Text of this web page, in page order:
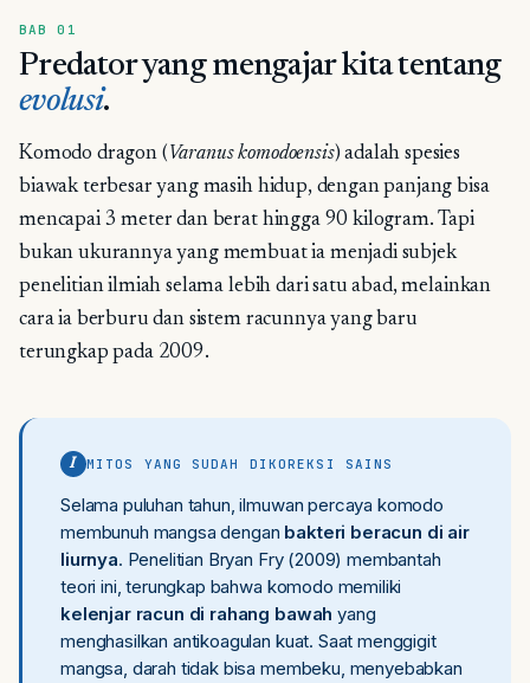
BAB 01
Predator yang mengajar kita tentang
evolusi.
Komodo dragon ( Varanus komodoensis) adalah spesies
biawak terbesar yang masih hidup, dengan panjang bisa
mencapai 3 meter dan berat hingga 90 kilogram. Tapi
bukan ukurannya yang membuat ia menjadi subjek
penelitian ilmiah selama lebih dari satu abad, melainkan
cara ia berburu dan sistem racunnya yang baru
terungkap pada 2009.
I MITOS YANG SUDAH DIKOREKSI SAINS
Selama puluhan tahun, ilmuwan percaya komodo
membunuh mangsa dengan bakteri beracun di air
liurnya. Penelitian Bryan Fry (2009) membantah
teori ini, terungkap bahwa komodo memiliki
kelenjar racun di rahang bawah yang
menghasilkan antikoagulan kuat. Saat menggigit
mangsa, darah tidak bisa membeku, menyebabkan